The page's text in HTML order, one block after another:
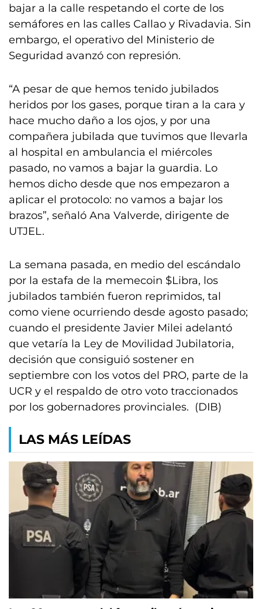
bajar a la calle respetando el corte de los
semáfores en las calles Callao y Rivadavia. Sin
embargo, el operativo del Ministerio de
Seguridad avanzó con represión.
“A pesar de que hemos tenido jubilados
heridos por los gases, porque tiran a la cara y
hace mucho daño a los ojos, y por una
compañera jubilada que tuvimos que llevarla
al hospital en ambulancia el miércoles
pasado, no vamos a bajar la guardia. Lo
hemos dicho desde que nos empezaron a
aplicar el protocolo: no vamos a bajar los
brazos”, señaló Ana Valverde, dirigente de
UTJEL.
La semana pasada, en medio del escándalo
por la estafa de la memecoin $Libra, los
jubilados también fueron reprimidos, tal
como viene ocurriendo desde agosto pasado;
cuando el presidente Javier Milei adelantó
que vetaría la Ley de Movilidad Jubilatoria,
decisión que consiguió sostener en
septiembre con los votos del PRO, parte de la
UCR y el respaldo de otro voto traccionados
por los gobernadores provinciales. (DIB)
LAS MÁS LEÍDAS